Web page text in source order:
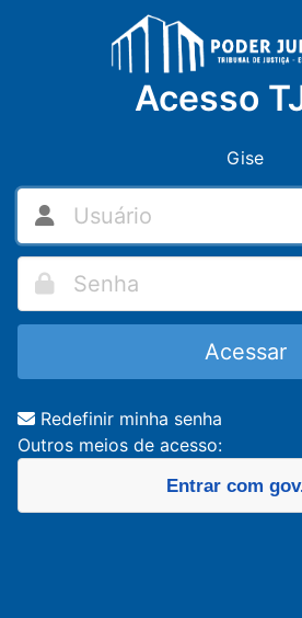
Acesso
Gise
Acessar
Redefinir minha senha
Outros meios de acesso:
Entrar com